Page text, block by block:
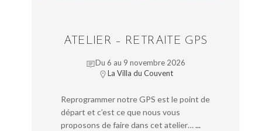
ATELIER – RETRAITE GPS
Du 6 au 9 novembre 2026
La Villa du Couvent
Reprogrammer notre GPS est le point de
départ et c’est ce que nous vous
proposons de faire dans cet atelier…...